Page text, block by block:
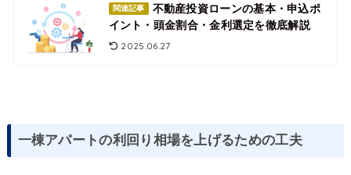
関連記事
不動産投資ローンの基本・申込ポ
イント・頭金割合・金利選定を徹底解説
2025.06.27
一棟アパートの利回り相場を上げるための工夫